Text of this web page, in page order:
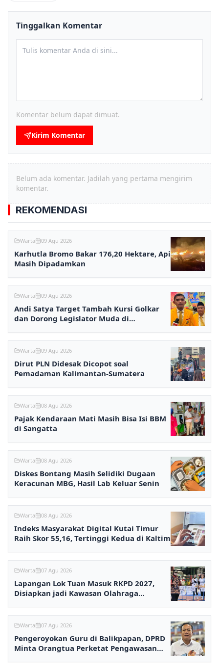
Tinggalkan Komentar
Komentar belum dapat dimuat.
Kirim Komentar
Belum ada komentar. Jadilah yang pertama mengirim
komentar.
REKOMENDASI
Warta 09 Agu 2026
Karhutla Bromo Bakar 176,20 Hektare, Api
Masih Dipadamkan
Warta 09 Agu 2026
Andi Satya Target Tambah Kursi Golkar
dan Dorong Legislator Muda di
Warta 09 Agu 2026
Dirut PLN Didesak Dicopot soal
Pemadaman Kalimantan-Sumatera
Warta 08 Agu 2026
Pajak Kendaraan Mati Masih Bisa Isi BBM
di Sangatta
Warta 08 Agu 2026
Diskes Bontang Masih Selidiki Dugaan
Keracunan MBG, Hasil Lab Keluar Senin
Warta 08 Agu 2026
Indeks Masyarakat Digital Kutai Timur
Raih Skor 55,16, Tertinggi Kedua di Kaltim
Warta 07 Agu 2026
Lapangan Lok Tuan Masuk RKPD 2027,
Disiapkan jadi Kawasan Olahraga
Warta 07 Agu 2026
Pengeroyokan Guru di Balikpapan, DPRD
Minta Orangtua Perketat Pengawasan